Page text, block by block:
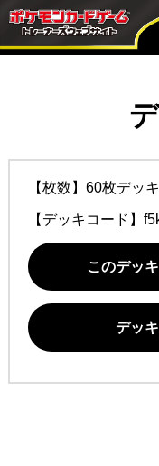
【枚数】60枚デッキ
【デッキコード】
このデッ
デッ